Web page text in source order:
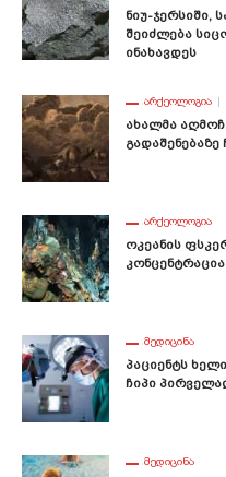
Ნიუ-Ჯერსიში,
Შეიძლება
Ინახავდეს
ᲐᲠᲥᲔᲝᲚᲝᲒᲘᲐ
Ახალმა
ᲐᲠᲥᲔᲝᲚᲝᲒᲘᲐ
Ოკეანის
ᲛᲔᲓᲘᲪᲘᲜᲐ
Პაციენტს
Ჩიპი
ᲛᲔᲓᲘᲪᲘᲜᲐ